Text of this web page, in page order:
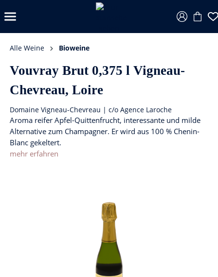
Alle Weine Bioweine
Vouvray Brut 0,375 l Vigneau-
Chevreau, Loire
Domaine Vigneau-Chevreau | c/o Agence Laroche
Aroma reifer Apfel-Quittenfrucht, interessante und milde
Alternative zum Champagner. Er wird aus 100 % Chenin-
Blanc gekeltert.
mehr erfahren